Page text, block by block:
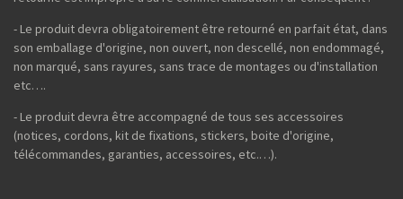
- Le produit devra obligatoirement être retourné en parfait état, dans
son emballage d'origine, non ouvert, non descellé, non endommagé,
non marqué, sans rayures, sans trace de montages ou d'installation
etc….
- Le produit devra être accompagné de tous ses accessoires
(notices, cordons, kit de fixations, stickers, boite d'origine,
télécommandes, garanties, accessoires, etc.…).